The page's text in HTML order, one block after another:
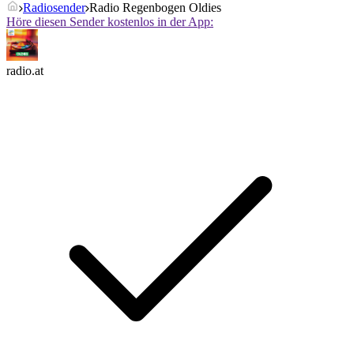
Radiosender Radio Regenbogen Oldies
Höre diesen Sender kostenlos in der App:
radio.at